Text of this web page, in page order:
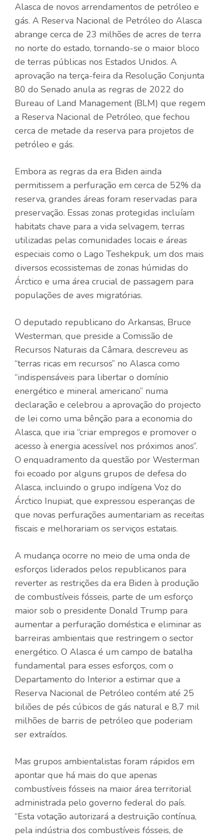
Alasca de novos arrendamentos de petróleo e
gás. A Reserva Nacional de Petróleo do Alasca
abrange cerca de 23 milhões de acres de terra
no norte do estado, tornando-se o maior bloco
de terras públicas nos Estados Unidos. A
aprovação na terça-feira da Resolução Conjunta
80 do Senado anula as regras de 2022 do
Bureau of Land Management (BLM) que regem
a Reserva Nacional de Petróleo, que fechou
cerca de metade da reserva para projetos de
petróleo e gás.
Embora as regras da era Biden ainda
permitissem a perfuração em cerca de 52% da
reserva, grandes áreas foram reservadas para
preservação. Essas zonas protegidas incluíam
habitats chave para a vida selvagem, terras
utilizadas pelas comunidades locais e áreas
especiais como o Lago Teshekpuk, um dos mais
diversos ecossistemas de zonas húmidas do
Árctico e uma área crucial de passagem para
populações de aves migratórias.
O deputado republicano do Arkansas, Bruce
Westerman, que preside a Comissão de
Recursos Naturais da Câmara, descreveu as
“terras ricas em recursos” no Alasca como
“indispensáveis ​​para libertar o domínio
energético e mineral americano” numa
declaração e celebrou a aprovação do projecto
de lei como uma bênção para a economia do
Alasca, que iria “criar empregos e promover o
acesso à energia acessível nos próximos anos”.
O enquadramento da questão por Westerman
foi ecoado por alguns grupos de defesa do
Alasca, incluindo o grupo indígena Voz do
Árctico Inupiat, que expressou esperanças de
que novas perfurações aumentariam as receitas
fiscais e melhorariam os serviços estatais.
A mudança ocorre no meio de uma onda de
esforços liderados pelos republicanos para
reverter as restrições da era Biden à produção
de combustíveis fósseis, parte de um esforço
maior sob o presidente Donald Trump para
aumentar a perfuração doméstica e eliminar as
barreiras ambientais que restringem o sector
energético. O Alasca é um campo de batalha
fundamental para esses esforços, com o
Departamento do Interior a estimar que a
Reserva Nacional de Petróleo contém até 25
biliões de pés cúbicos de gás natural e 8,7 mil
milhões de barris de petróleo que poderiam
ser extraídos.
Mas grupos ambientalistas foram rápidos em
apontar que há mais do que apenas
combustíveis fósseis na maior área territorial
administrada pelo governo federal do país.
“Esta votação autorizará a destruição contínua,
pela indústria dos combustíveis fósseis, de